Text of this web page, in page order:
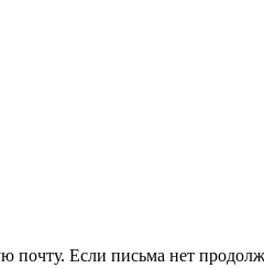
Если письма нет